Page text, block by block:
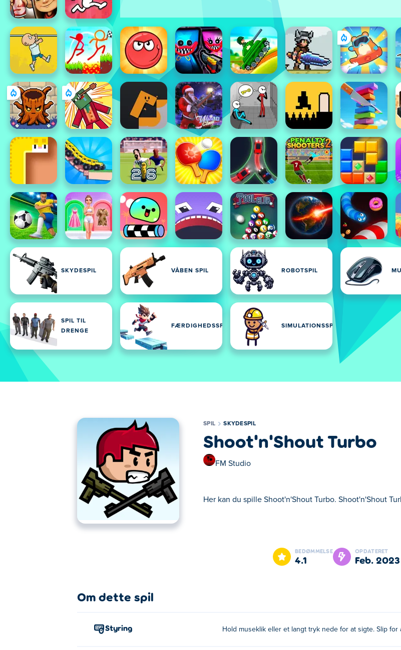
SKYDESPIL VÅBEN SPIL ROBOTSPIL
SPIL TIL
DRENGE
FÆRDIGHEDSSPIL SIMULATIONSSPIL
SPIL SKYDESPIL
Shoot'n'Shout Turbo
FM Studio
Her kan du spille Shoot'n'Shout Turbo. Shoot'n'Shout
Her kan du spille Shoot'n'Shout Turbo. Shoot'n'Shout Turbo er et at vores udvalgte Skydespil.
BEDØMMELSE
4.1
OPDATERET
feb. 2023
Om dette spil
Styring Hold museklik eller et langt tryk nede for at sigte. Slip for